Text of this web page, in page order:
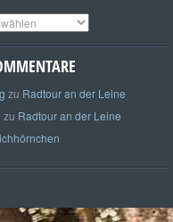
zu Radtour an der Leine
zu Radtour an der Leine